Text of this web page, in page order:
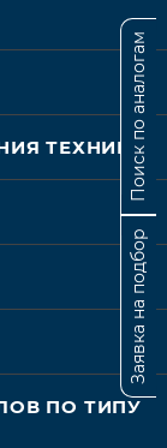
ТЕХНИКИ
ПО ТИПУ
Заявка на подбор
Поиск по аналогам